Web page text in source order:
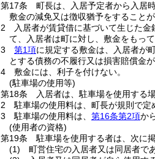
第17条
町長は、入居予定者から入居
敷金の減免又は徴収猶予をすることが
2
入居者が賃貸借に基づいて生じた
て、入居者は町に対し、敷金をもっ
3
第1項に規定する敷金は、入居者が
とする債務の不履行又は損害賠償金
4
敷金には、利子を付けない。
(駐車場の使用等)
第18条
入居者は、駐車場を使用する
2
駐車場の使用料は、町長が規則で定
3
駐車場の使用料は、 第16条第2項か
(使用者の資格)
第19条
駐車場を使用する者は、次に
(1)
町営住宅の入居者又は同居者で